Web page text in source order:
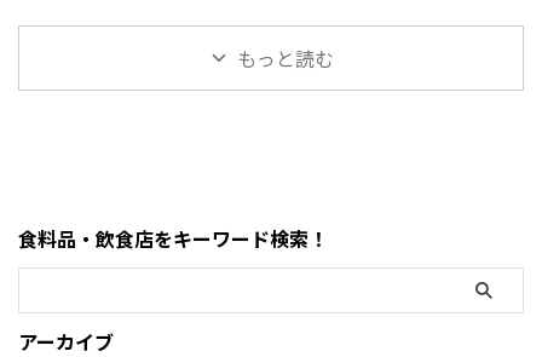
ださい。
https://hubmedia.co.jp/costc
種類、価格、魅力、どんな人
におすすめなのかを、表やリ
舗で、ATMの設置状況や使い方
も一般のスーパーとは少し違
結論・コストコ店舗内にATMが
ある場合もあるが「必ずある
ッシュレス（クレジットカー
ド中心）・現金が必要になる
大容量なのに価格が安く、気
になっている人も多い人気商品
2,200円前後・内容量は450gの
大容量・ピスタチオ×サクサ
ク食感が特徴・SNSで話題の
「ドバイチョコ」がコスパよ
もっと読む
食料品・飲食店をキーワード検索！
アーカイブ